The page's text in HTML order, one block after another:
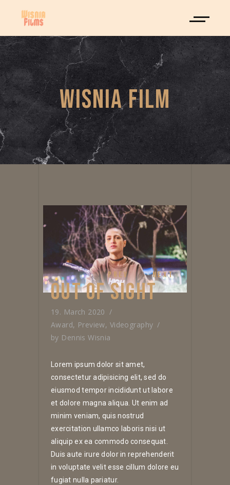
WISNIA FILM
NEXT
PREV
OUT OF SIGHT
19. March 2020
Award, Preview, Videography
by Dennis Wisnia
Lorem ipsum dolor sit amet,
consectetur adipisicing elit, sed do
eiusmod tempor incididunt ut labore
et dolore magna aliqua. Ut enim ad
minim veniam, quis nostrud
exercitation ullamco laboris nisi ut
aliquip ex ea commodo consequat.
Duis aute irure dolor in reprehenderit
in voluptate velit esse cillum dolore eu
fugiat nulla pariatur.